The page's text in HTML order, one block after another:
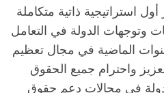
استراتيجية ذاتية متكاملة
الدولة في التعامل
الماضية في مجال تعظيم
واحترام جميع الحقوق
الدولة في مجالات دعم حقوق